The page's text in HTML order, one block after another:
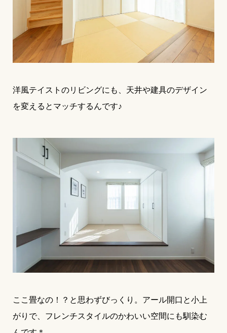
洋風テイストのリビングにも、天井や建具のデザイン
を変えるとマッチするんです♪
ここ畳なの！？と思わずびっくり。アール開口と小上
がりで、フレンチスタイルのかわいい空間にも馴染む